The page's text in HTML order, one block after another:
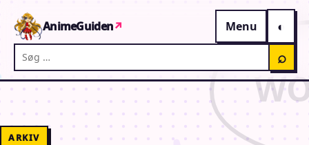
AnimeGuiden↗
Menu
Søg på AnimeGuiden
⌕
ARKIV